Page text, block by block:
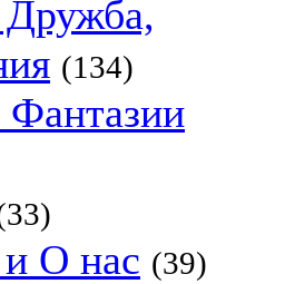
(134)
О нас (39)